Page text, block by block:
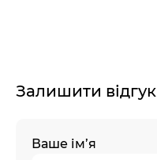
Залишити відгук
Ваше ім’я